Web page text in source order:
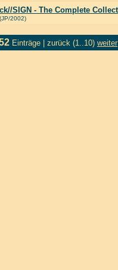
SIGN - The Complete
2002)
Einträge | zurück (1..10) weiter